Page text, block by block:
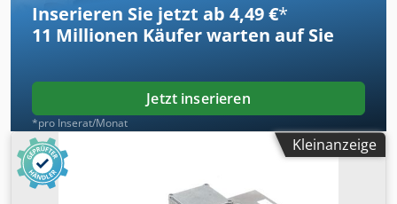
Inserieren Sie jetzt ab 4,49 €*
11 Millionen Käufer warten auf Sie
Jetzt inserieren
*pro Inserat/Monat
Kleinanzeige